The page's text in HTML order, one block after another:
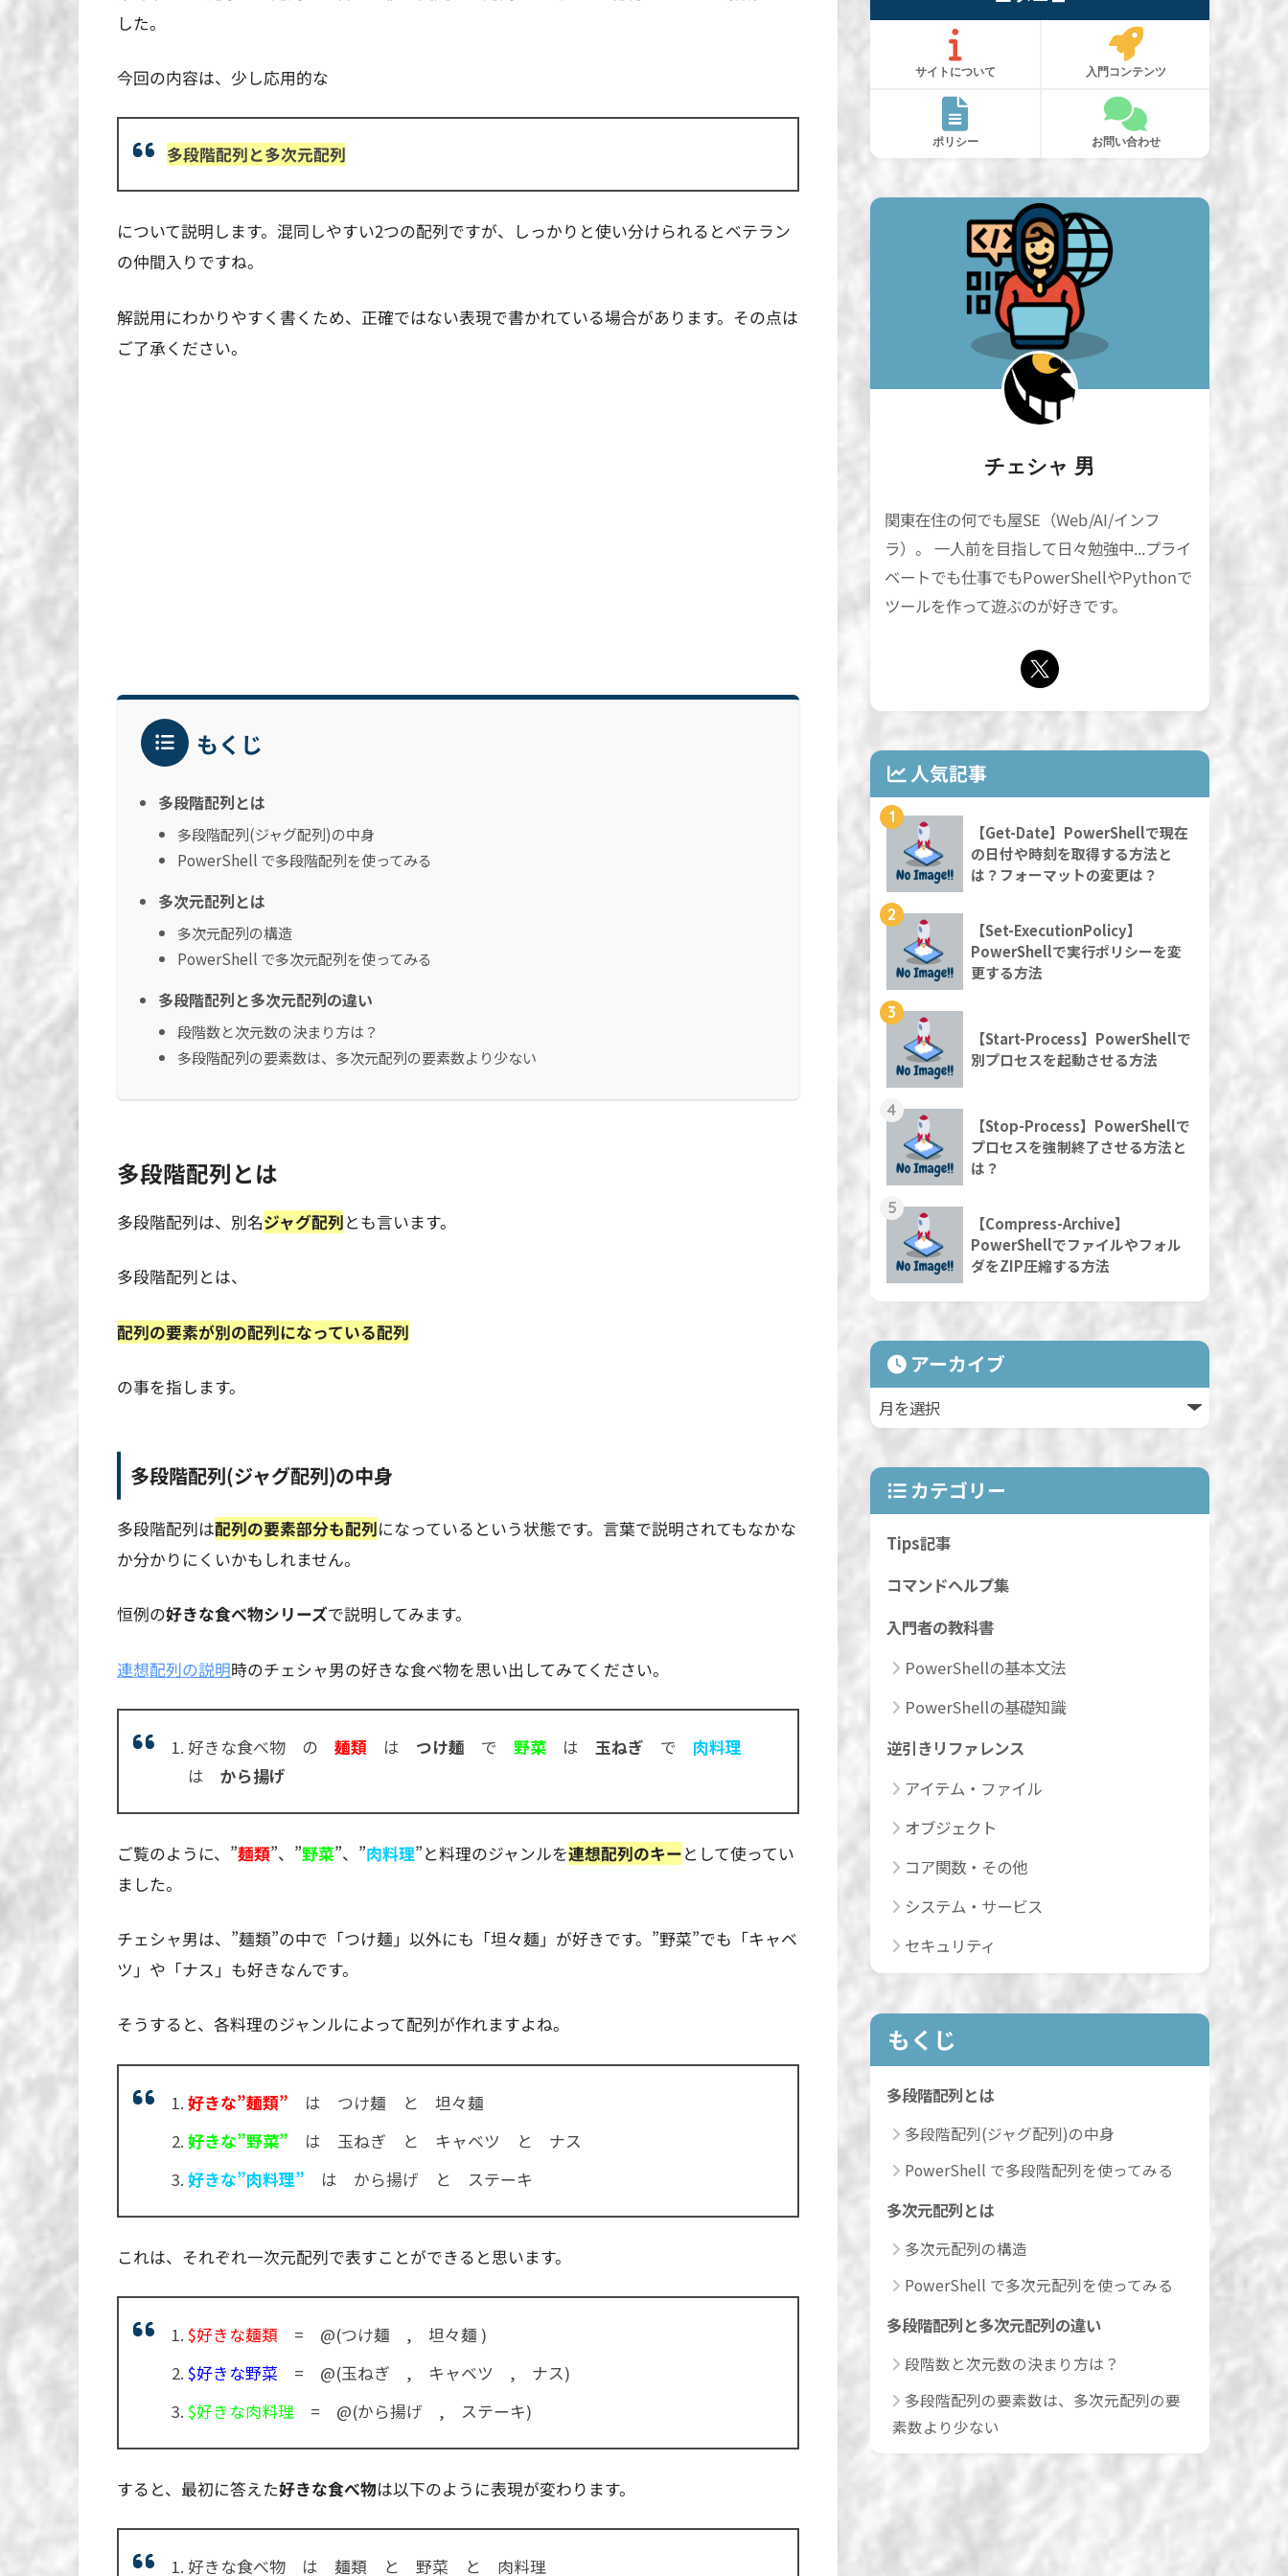
した。
今回の内容は、少し応用的な
多段階配列と多次元配列
について説明します。混同しやすい2つの配列ですが、しっかりと使い分けられるとベテラン
の仲間入りですね。
解説用にわかりやすく書くため、正確ではない表現で書かれている場合があります。その点は
ご了承ください。
もくじ
多段階配列とは
多段階配列(ジャグ配列)の中身
PowerShell で多段階配列を使ってみる
多次元配列とは
多次元配列の構造
PowerShell で多次元配列を使ってみる
多段階配列と多次元配列の違い
段階数と次元数の決まり方は？
多段階配列の要素数は、多次元配列の要素数より少ない
多段階配列とは
多段階配列は、別名ジャグ配列とも言います。
多段階配列とは、
配列の要素が別の配列になっている配列
の事を指します。
多段階配列(ジャグ配列)の中身
多段階配列は配列の要素部分も配列になっているという状態です。言葉で説明されてもなかな
か分かりにくいかもしれません。
恒例の好きな食べ物シリーズで説明してみます。
連想配列の説明時のチェシャ男の好きな食べ物を思い出してみてください。
好きな食べ物 の 麺類 は つけ麺 で 野菜 は 玉ねぎ で 肉料理
は から揚げ
ご覧のように、”麺類”、”野菜”、”肉料理”と料理のジャンルを連想配列のキーとして使ってい
ました。
チェシャ男は、”麺類”の中で「つけ麺」以外にも「坦々麺」が好きです。”野菜”でも「キャベ
ツ」や「ナス」も好きなんです。
そうすると、各料理のジャンルによって配列が作れますよね。
好きな”麺類” は つけ麺 と 坦々麺
好きな”野菜” は 玉ねぎ と キャベツ と ナス
好きな”肉料理” は から揚げ と ステーキ
これは、それぞれ一次元配列で表すことができると思います。
$好きな麺類 = @(つけ麺 , 坦々麺 )
$好きな野菜 = @(玉ねぎ , キャベツ , ナス)
$好きな肉料理 = @(から揚げ , ステーキ)
すると、最初に答えた好きな食べ物は以下のように表現が変わります。
好きな食べ物 は 麺類 と 野菜 と 肉料理
サイトについて 入門コンテンツ
ポリシー お問い合わせ
チェシャ 男
関東在住の何でも屋SE（Web/AI/インフ
ラ）。 一人前を目指して日々勉強中...プライ
ベートでも仕事でもPowerShellやPythonで
ツールを作って遊ぶのが好きです。
人気記事
1
【Get-Date】PowerShellで現在
の日付や時刻を取得する方法と
は？フォーマットの変更は？
2
【Set-ExecutionPolicy】
PowerShellで実行ポリシーを変
更する方法
3
【Start-Process】PowerShellで
別プロセスを起動させる方法
4
【Stop-Process】PowerShellで
プロセスを強制終了させる方法と
は？
5
【Compress-Archive】
PowerShellでファイルやフォル
ダをZIP圧縮する方法
アーカイブ
カテゴリー
Tips記事
コマンドヘルプ集
入門者の教科書
PowerShellの基本文法
PowerShellの基礎知識
逆引きリファレンス
アイテム・ファイル
オブジェクト
コア関数・その他
システム・サービス
セキュリティ
もくじ
多段階配列とは
多段階配列(ジャグ配列)の中身
PowerShell で多段階配列を使ってみる
多次元配列とは
多次元配列の構造
PowerShell で多次元配列を使ってみる
多段階配列と多次元配列の違い
段階数と次元数の決まり方は？
多段階配列の要素数は、多次元配列の要
素数より少ない